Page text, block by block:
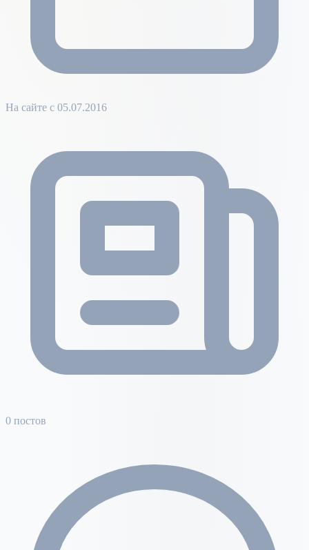
На сайте с 05.07.2016
0 постов